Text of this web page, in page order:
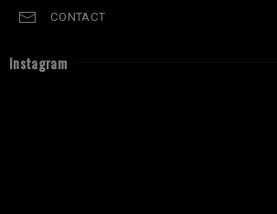
CONTACT
Instagram